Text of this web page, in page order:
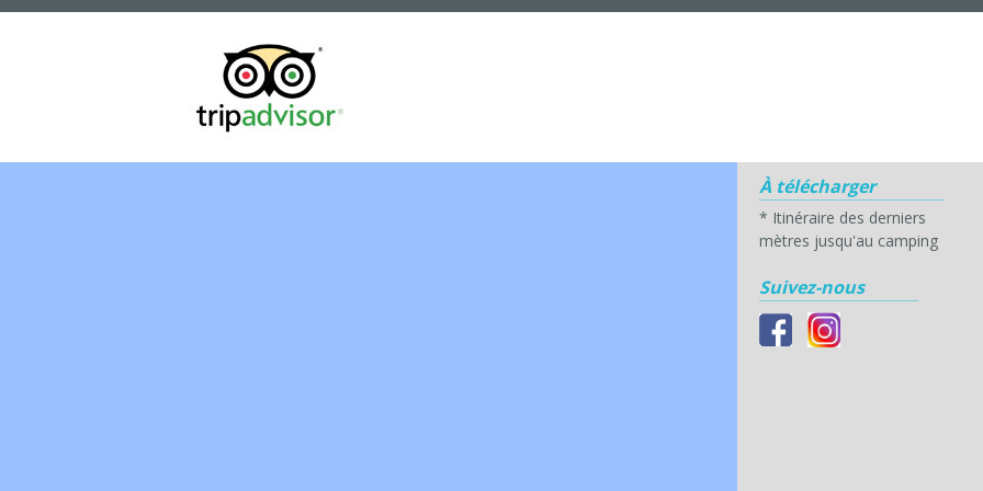
À télécharger
* Itinéraire des derniers
mètres jusqu'au camping
Suivez-nous